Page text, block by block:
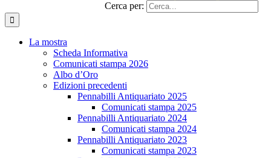
Cerca per:
La mostra
Scheda Informativa
Comunicati stampa 2026
Albo d’Oro
Edizioni precedenti
Pennabilli Antiquariato 2025
Comunicati stampa 2025
Pennabilli Antiquariato 2024
Comunicati stampa 2024
Pennabilli Antiquariato 2023
Comunicati stampa 2023